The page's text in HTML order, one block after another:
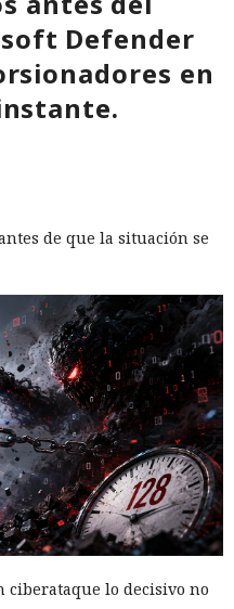
Defender
en
de que la situación se
ciberataque lo decisivo no